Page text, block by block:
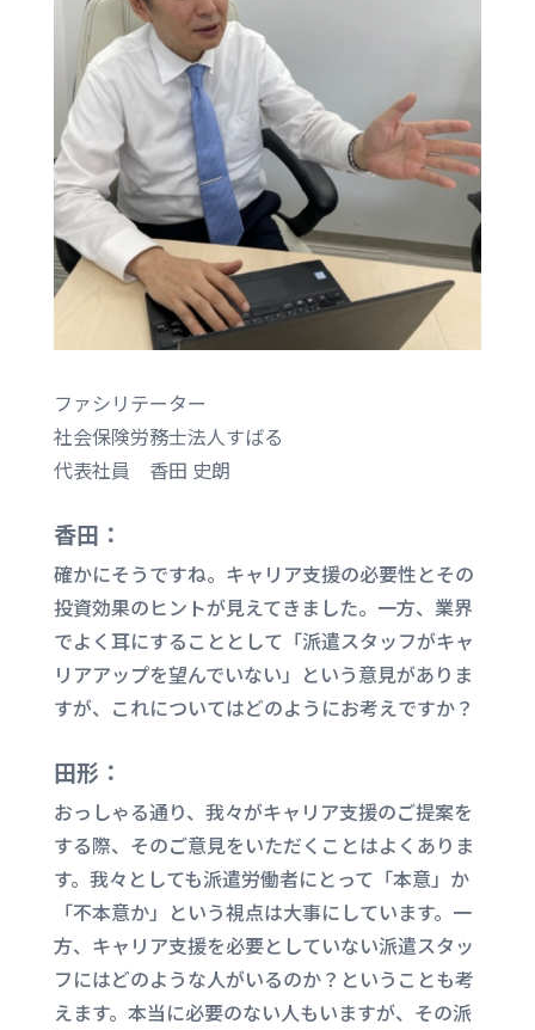
ファシリテーター
社会保険労務士法人すばる
代表社員 香田 史朗
香田：
確かにそうですね。キャリア支援の必要性とその
投資効果のヒントが見えてきました。一方、業界
でよく耳にすることとして「派遣スタッフがキャ
リアアップを望んでいない」という意見がありま
すが、これについてはどのようにお考えですか？
田形：
おっしゃる通り、我々がキャリア支援のご提案を
する際、そのご意見をいただくことはよくありま
す。我々としても派遣労働者にとって「本意」か
「不本意か」という視点は大事にしています。一
方、キャリア支援を必要としていない派遣スタッ
フにはどのような人がいるのか？ということも考
えます。本当に必要のない人もいますが、その派